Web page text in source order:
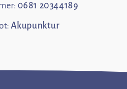
0681 20344189
Akupunktur